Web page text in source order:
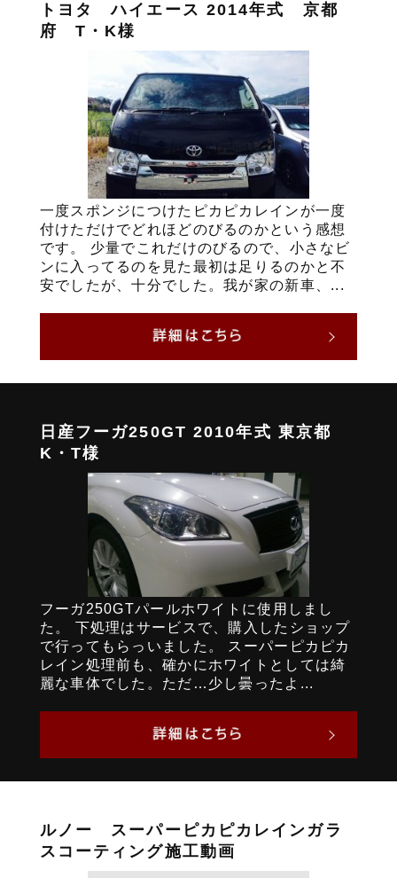
トヨタ ハイエース 2014年式 京都
府 T・K様
一度スポンジにつけたピカピカレインが一度
付けただけでどれほどのびるのかという感想
です。 少量でこれだけのびるので、小さなビ
ンに入ってるのを見た最初は足りるのかと不
安でしたが、十分でした。我が家の新車、...
日産フーガ250GT 2010年式 東京都
K・T様
フーガ250GTパールホワイトに使用しまし
た。 下処理はサービスで、購入したショップ
で行ってもらっいました。 スーパーピカピカ
レイン処理前も、確かにホワイトとしては綺
麗な車体でした。ただ…少し曇ったよ...
ルノー スーパーピカピカレインガラ
スコーティング施工動画